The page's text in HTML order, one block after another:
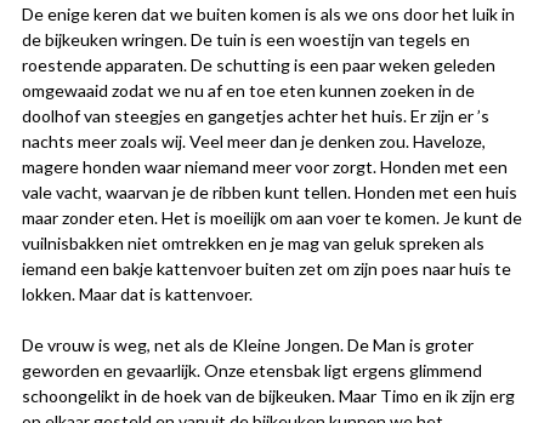
De enige keren dat we buiten komen is als we ons door het luik in
de bijkeuken wringen. De tuin is een woestijn van tegels en
roestende apparaten. De schutting is een paar weken geleden
omgewaaid zodat we nu af en toe eten kunnen zoeken in de
doolhof van steegjes en gangetjes achter het huis. Er zijn er ’s
nachts meer zoals wij. Veel meer dan je denken zou. Haveloze,
magere honden waar niemand meer voor zorgt. Honden met een
vale vacht, waarvan je de ribben kunt tellen. Honden met een huis
maar zonder eten. Het is moeilijk om aan voer te komen. Je kunt de
vuilnisbakken niet omtrekken en je mag van geluk spreken als
iemand een bakje kattenvoer buiten zet om zijn poes naar huis te
lokken. Maar dat is kattenvoer.
De vrouw is weg, net als de Kleine Jongen. De Man is groter
geworden en gevaarlijk. Onze etensbak ligt ergens glimmend
schoongelikt in de hoek van de bijkeuken. Maar Timo en ik zijn erg